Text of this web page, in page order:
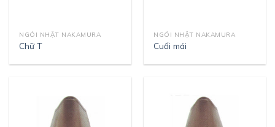
NGÓI NHẬT NAKAMURA
Chữ T
NGÓI NHẬT NAKAMURA
Cuối mái